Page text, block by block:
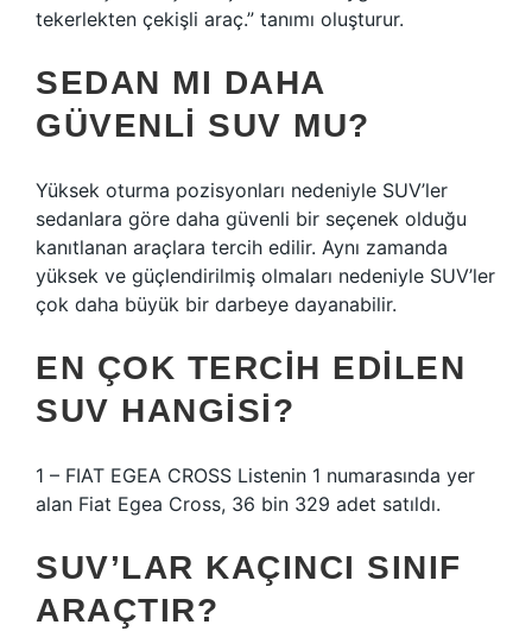
tekerlekten çekişli araç.” tanımı oluşturur.
SEDAN MI DAHA
GÜVENLI SUV MU?
Yüksek oturma pozisyonları nedeniyle SUV’ler
sedanlara göre daha güvenli bir seçenek olduğu
kanıtlanan araçlara tercih edilir. Aynı zamanda
yüksek ve güçlendirilmiş olmaları nedeniyle SUV’ler
çok daha büyük bir darbeye dayanabilir.
EN ÇOK TERCIH EDILEN
SUV HANGISI?
1 – FIAT EGEA CROSS Listenin 1 numarasında yer
alan Fiat Egea Cross, 36 bin 329 adet satıldı.
SUV’LAR KAÇINCI SINIF
ARAÇTIR?